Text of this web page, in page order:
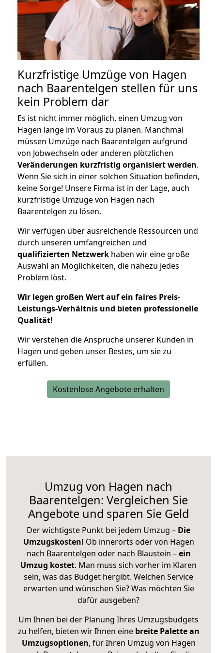
Kurzfristige Umzüge von Hagen
nach Baarentelgen stellen für uns
kein Problem dar
Es ist nicht immer möglich, einen Umzug von
Hagen lange im Voraus zu planen. Manchmal
müssen Umzüge nach Baarentelgen aufgrund
von Jobwechseln oder anderen plötzlichen
Veränderungen kurzfristig organisiert werden.
Wenn Sie sich in einer solchen Situation befinden,
keine Sorge! Unsere Firma ist in der Lage, auch
kurzfristige Umzüge von Hagen nach
Baarentelgen zu lösen.
Wir verfügen über ausreichende Ressourcen und
durch unseren umfangreichen und
qualifizierten Netzwerk haben wir eine große
Auswahl an Möglichkeiten, die nahezu jedes
Problem löst.
Wir legen großen Wert auf ein faires Preis-
Leistungs-Verhältnis und bieten professionelle
Qualität!
Wir verstehen die Ansprüche unserer Kunden in
Hagen und geben unser Bestes, um sie zu
erfüllen.
Kostenlose Angebote erhalten
Umzug von Hagen nach
Baarentelgen: Vergleichen Sie
Angebote und sparen Sie Geld
Der wichtigste Punkt bei jedem Umzug – Die
Umzugskosten! Ob innerorts oder von Hagen
nach Baarentelgen oder nach Blaustein –ein
Umzug kostet. Man muss sich vorher im Klaren
sein, was das Budget hergibt. Welchen Service
erwarten und wünschen Sie? Was möchten Sie
dafür ausgeben?
Um Ihnen bei der Planung Ihres Umzugsbudgets
zu helfen, bieten wir Ihnen eine breite Palette an
Umzugsoptionen, für Ihren Umzug von Hagen